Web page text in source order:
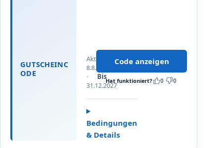
GUTSCHEINC
ODE
n
d
e
n
-
G
u
t
€10
bei
Bestellungen
über
dem
Gutscheincode,
der
Aktualisiert
8.8.2026
Bis
31.12.2027
Bedingungen
& Details
Code anzeigen
Hat funktioniert? 0 0